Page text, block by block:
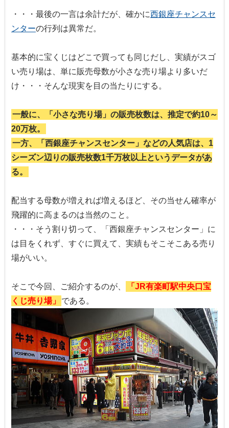
・・・最後の一言は余計だが、確かに西銀座チャンスセ
ンターの行列は異常だ。
基本的に宝くじはどこで買っても同じだし、実績がスゴ
い売り場は、単に販売母数が小さな売り場より多いだ
け・・・そんな現実を目の当たりにする。
一般に、「小さな売り場」の販売枚数は、推定で約10～
20万枚。
一方、「西銀座チャンスセンター」などの人気店は、1
シーズン辺りの販売枚数1千万枚以上というデータがあ
る。
配当する母数が増えれば増えるほど、その当せん確率が
飛躍的に高まるのは当然のこと。
・・・そう割り切って、「西銀座チャンスセンター」に
は目をくれず、すぐに買えて、実績もそこそこある売り
場がいい。
そこで今回、ご紹介するのが、
「JR有楽町駅中央口宝
くじ売り場」
である。